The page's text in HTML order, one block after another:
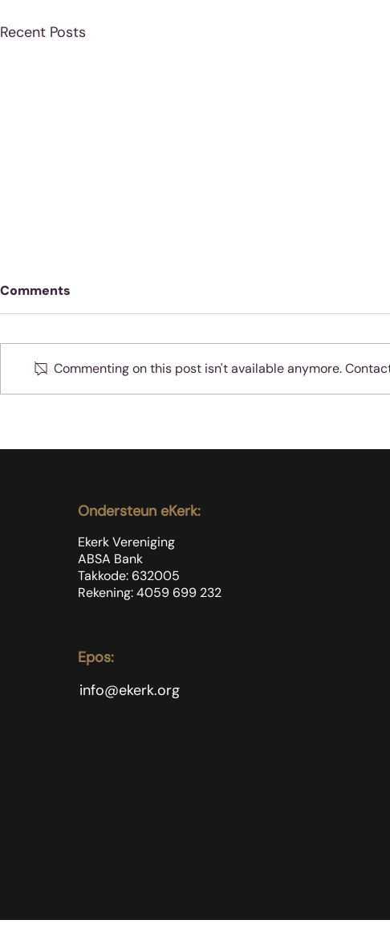
Recent Posts
Oefen jou
Comments
Commenting on this post isn't available anymore.
Ondersteun eKerk:
Ekerk Vereniging
ABSA Bank
Takkode: 632005
Rekening: 4059 699 232
Epos:
info@ekerk.org